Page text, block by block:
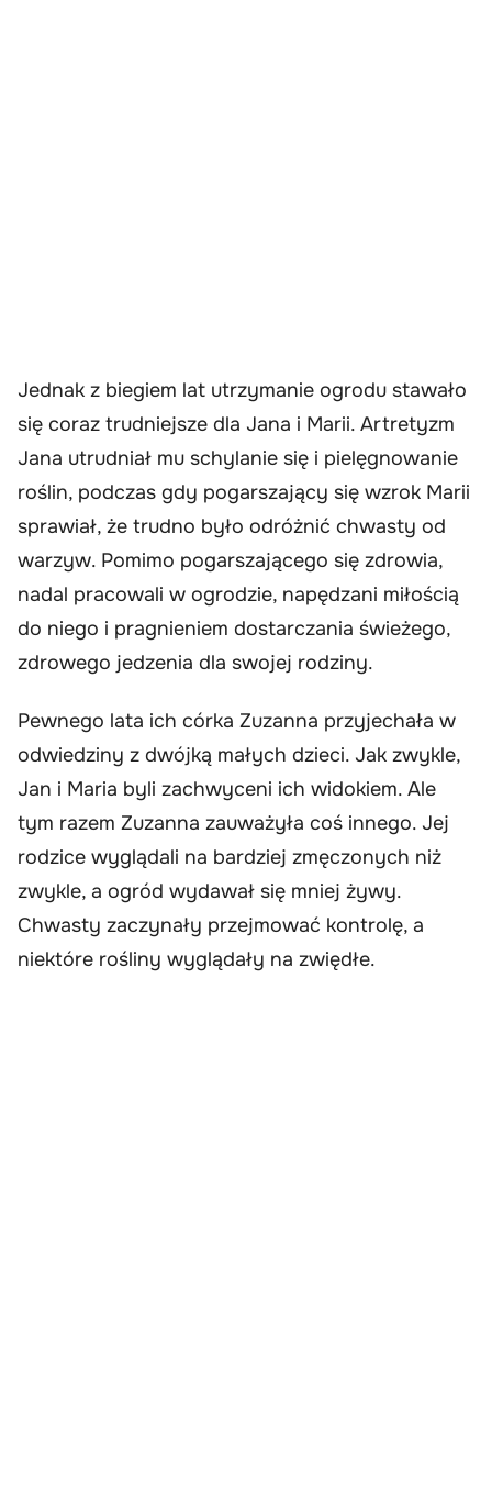
Jednak z biegiem lat utrzymanie ogrodu stawało
się coraz trudniejsze dla Jana i Marii. Artretyzm
Jana utrudniał mu schylanie się i pielęgnowanie
roślin, podczas gdy pogarszający się wzrok Marii
sprawiał, że trudno było odróżnić chwasty od
warzyw. Pomimo pogarszającego się zdrowia,
nadal pracowali w ogrodzie, napędzani miłością
do niego i pragnieniem dostarczania świeżego,
zdrowego jedzenia dla swojej rodziny.
Pewnego lata ich córka Zuzanna przyjechała w
odwiedziny z dwójką małych dzieci. Jak zwykle,
Jan i Maria byli zachwyceni ich widokiem. Ale
tym razem Zuzanna zauważyła coś innego. Jej
rodzice wyglądali na bardziej zmęczonych niż
zwykle, a ogród wydawał się mniej żywy.
Chwasty zaczynały przejmować kontrolę, a
niektóre rośliny wyglądały na zwiędłe.